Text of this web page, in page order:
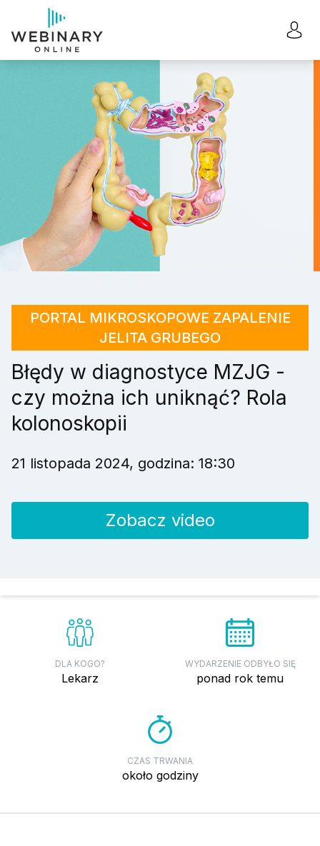
PORTAL MIKROSKOPOWE ZAPALENIE
JELITA GRUBEGO
Błędy w diagnostyce MZJG -
czy można ich uniknąć? Rola
kolonoskopii
21 listopada 2024, godzina: 18:30
Zobacz video
DLA KOGO?
lekarz
WYDARZENIE ODBYŁO SIĘ
ponad rok temu
CZAS TRWANIA
około godziny